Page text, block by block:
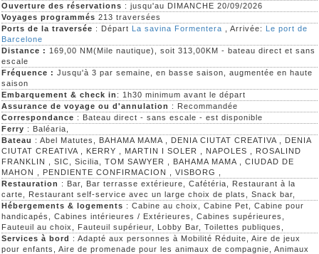
Ouverture des réservations : jusqu'au DIMANCHE 20/09/2026
Voyages programmés 213 traversées
Ports de la traversée : Départ La savina Formentera , Arrivée: Le port de
Barcelone
Distance : 169,00 NM(Mile nautique), soit 313,00KM - bateau direct et sans
escale
Fréquence : Jusqu'à 3 par semaine, en basse saison, augmentée en haute
saison
Embarquement & check in : 1h30 minimum avant le départ
Assurance de voyage ou d'annulation : Recommandée
Correspondance : Bateau direct - sans escale - est disponible
Ferry : Baléaria,
Bateau : Abel Matutes, BAHAMA MAMA , DENIA CIUTAT CREATIVA , DENIA
CIUTAT CREATIVA , KERRY , MARTIN I SOLER , NAPOLES , ROSALIND
FRANKLIN , SIC, Sicilia, TOM SAWYER , BAHAMA MAMA , CIUDAD DE
MAHON , PENDIENTE CONFIRMACION , VISBORG ,
Restauration : Bar, Bar terrasse extérieure, Cafétéria, Restaurant à la
carte, Restaurant self-service avec un large choix de plats, Snack bar,
Hébergements & logements : Cabine au choix, Cabine Pet, Cabine pour
handicapés, Cabines intérieures / Extérieures, Cabines supérieures,
Fauteuil au choix, Fauteuil supérieur, Lobby Bar, Toilettes publiques,
Services à bord : Adapté aux personnes à Mobilité Réduite, Aire de jeux
pour enfants, Aire de promenade pour les animaux de compagnie, Animaux